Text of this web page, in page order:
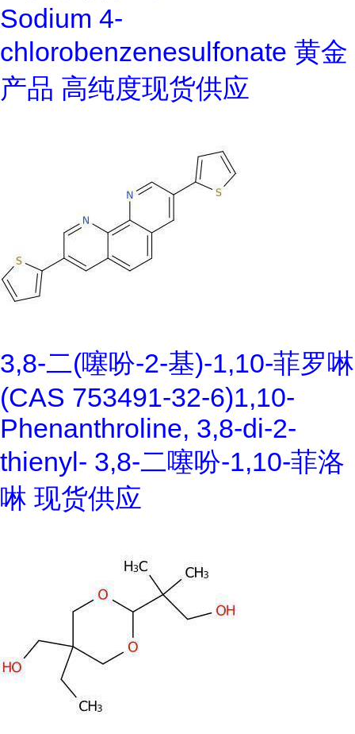
Sodium 4-
chlorobenzenesulfonate 黄金
产品 高纯度现货供应
3,8-二(噻吩-2-基)-1,10-菲罗啉
(CAS 753491-32-6)1,10-
Phenanthroline, 3,8-di-2-
thienyl- 3,8-二噻吩-1,10-菲洛
啉 现货供应